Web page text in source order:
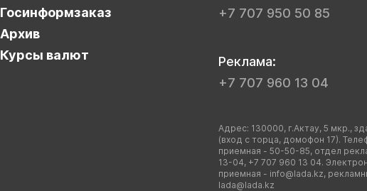
Госинформзаказ
Архив
Курсы валют
+7 707 950 50 85
Реклама:
+7 707 960 13 04
Адрес: 130000, г.Актау, 5 мкр.,
(вход с торца, домофон 17).
приемная - 50-50-85, отдел
13-04, +7 707 960 13 04.
приемная - info@lada.kz,
lada@lada.kz